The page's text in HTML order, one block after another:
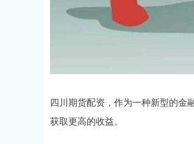
四川期货配资，作为一种新型的金
获取更高的收益。